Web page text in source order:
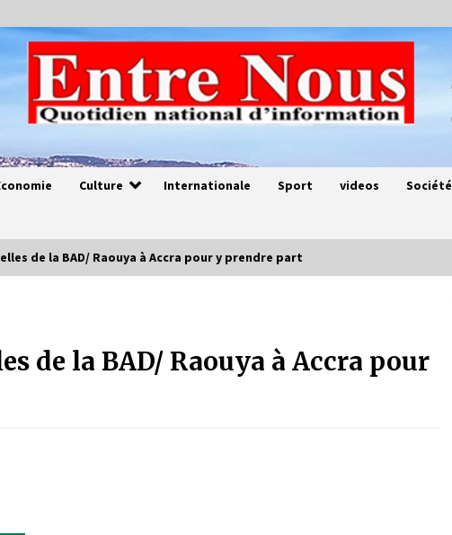
Culture Internationale Sport videos Société
de la BAD/ Raouya à Accra pour y prendre part
de la BAD/ Raouya à Accra pour